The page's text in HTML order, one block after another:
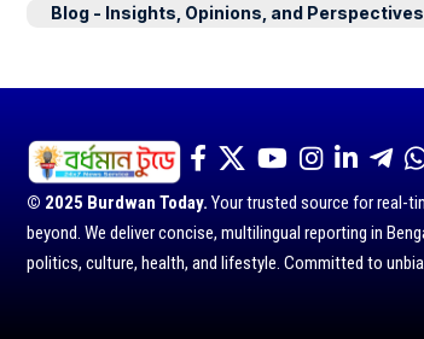
Blog - Insights, Opinions, and Perspectives
© 2025 Burdwan Today. Your trusted source for real-
beyond. We deliver concise, multilingual reporting in
politics, culture, health, and lifestyle. Committed to